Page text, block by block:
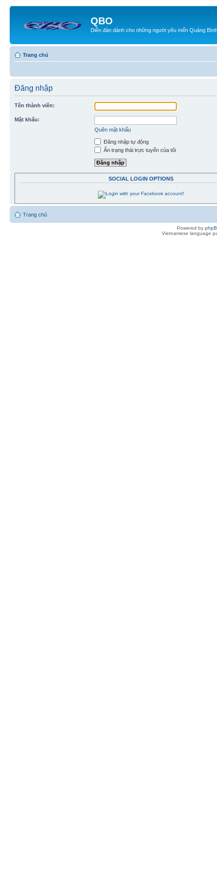
QBO
Diễn đàn dành cho những người yêu mến Quảng Bình
Trang chủ
Đăng nhập
Tên thành viên:
Mật khẩu:
Quên mật khẩu
Đăng nhập tự động
Ẩn trạng thái trực tuyến của tôi
SOCIAL LOGIN OPTIONS
Trang chủ
Powered by
Vietnamese language